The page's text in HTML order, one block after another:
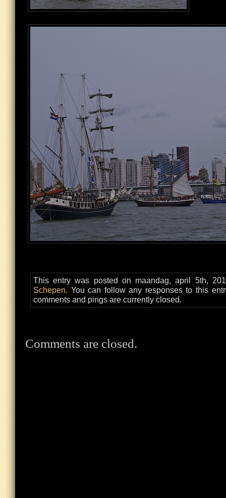
This entry was posted on maandag, april 5th,
Schepen. You can follow any responses to this
comments and pings are currently closed.
Comments are closed.